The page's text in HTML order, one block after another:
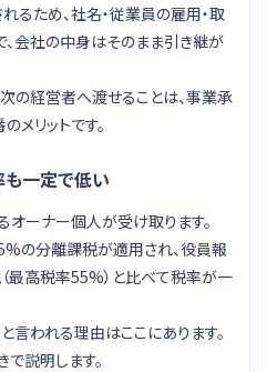
ため、社名・従業員の雇用・取
会社の中身はそのまま引き継が
の経営者へ渡せることは、事業承
メリットです。
も一定で低い
ーナー個人が受け取ります。
の分離課税が適用され、役員報
最高税率55%）と比べて税率が一
言われる理由はここにあります。
説明します。